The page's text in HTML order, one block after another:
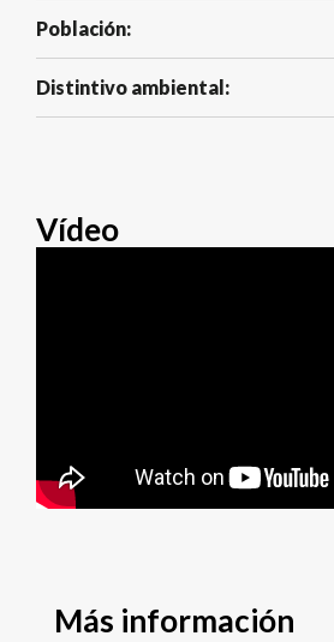
Población:
Distintivo ambiental:
Vídeo
Más información